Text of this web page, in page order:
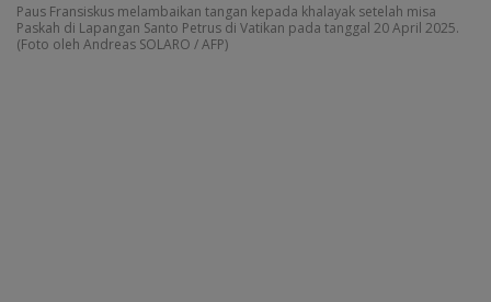
Paus Fransiskus melambaikan tangan kepada khalayak setelah misa
Paskah di Lapangan Santo Petrus di Vatikan pada tanggal 20 April 2025.
(Foto oleh Andreas SOLARO / AFP)